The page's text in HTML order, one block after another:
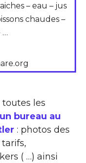
– eau – jus
chaudes –
…
les
bureau au
: photos des
( …) ainsi